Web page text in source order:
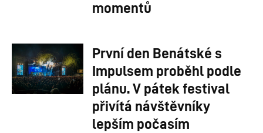
momentů
První den Benátské s
Impulsem proběhl podle
plánu. V pátek festival
přivítá návštěvníky
lepším počasím